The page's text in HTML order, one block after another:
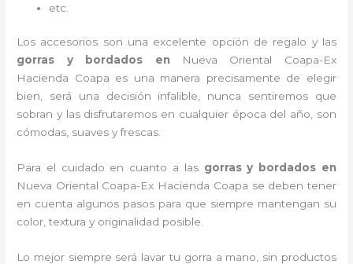
etc.
Los accesorios son una excelente opción de regalo y las
gorras y bordados en
Nueva Oriental Coapa-Ex
Hacienda Coapa es una manera precisamente de elegir
bien, será una decisión infalible, nunca sentiremos que
sobran y las disfrutaremos en cualquier época del año, son
cómodas, suaves y frescas.
Para el cuidado en cuanto a las gorras y bordados en
Nueva Oriental Coapa-Ex Hacienda Coapa se deben tener
en cuenta algunos pasos para que siempre mantengan su
color, textura y originalidad posible.
Lo mejor siempre será lavar tu gorra a mano, sin productos